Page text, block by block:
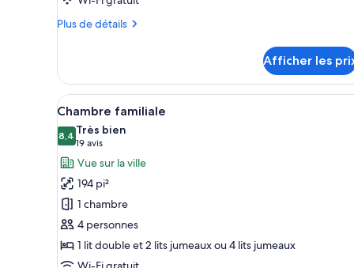
double
Plus de détails
Plus
Chambre
double
Afficher les
Afficher
toutes
les
photos
pour
ce
type
de
chambre :
Une chambre d’hôtel avec
6
Chambre familiale
8,48,4 sur 10
Très bien
19 avis
(19 avis)
Vue sur la ville
194 pi²
1 chambre
4 personnes
1 lit double et 2 lits jumeaux ou 4 lits jumeaux